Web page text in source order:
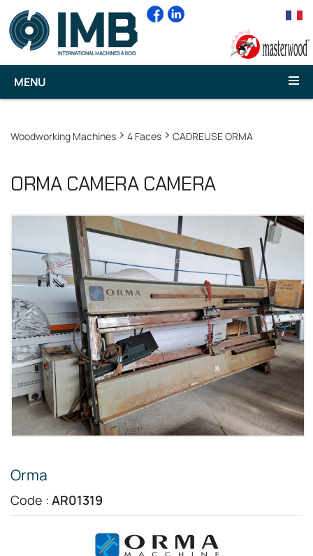
MENU
Woodworking Machines 4 Faces CADREUSE ORMA
ORMA CAMERA CAMERA
Orma
Code : AR01319